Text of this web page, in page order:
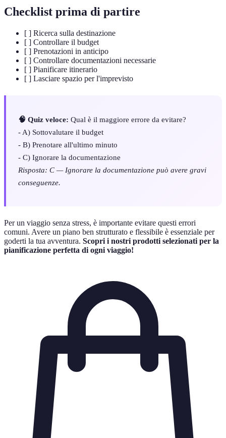
Checklist prima di partire
[ ] Ricerca sulla destinazione
[ ] Controllare il budget
[ ] Prenotazioni in anticipo
[ ] Controllare documentazioni necessarie
[ ] Pianificare itinerario
[ ] Lasciare spazio per l'imprevisto
🧠 Quiz veloce: Qual è il maggiore errore da evitare?
- A) Sottovalutare il budget
- B) Prenotare all'ultimo minuto
- C) Ignorare la documentazione
Risposta: C — Ignorare la documentazione può avere gravi
conseguenze.
Per un viaggio senza stress, è importante evitare questi errori
comuni. Avere un piano ben strutturato e flessibile è essenziale per
goderti la tua avventura. Scopri i nostri prodotti selezionati per la
pianificazione perfetta di ogni viaggio!